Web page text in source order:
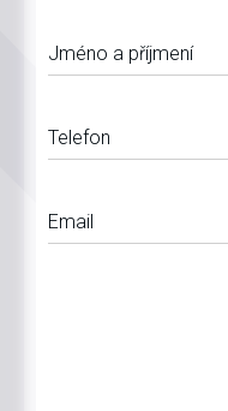
Jméno a příjmení
Telefon
Email